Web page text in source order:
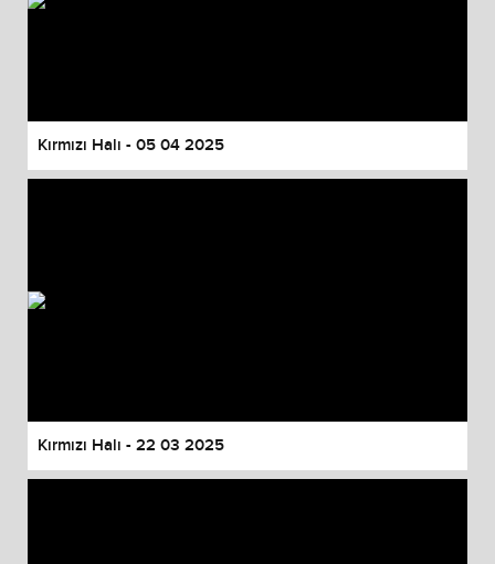
Kırmızı Halı - 05 04 2025
Kırmızı Halı - 22 03 2025